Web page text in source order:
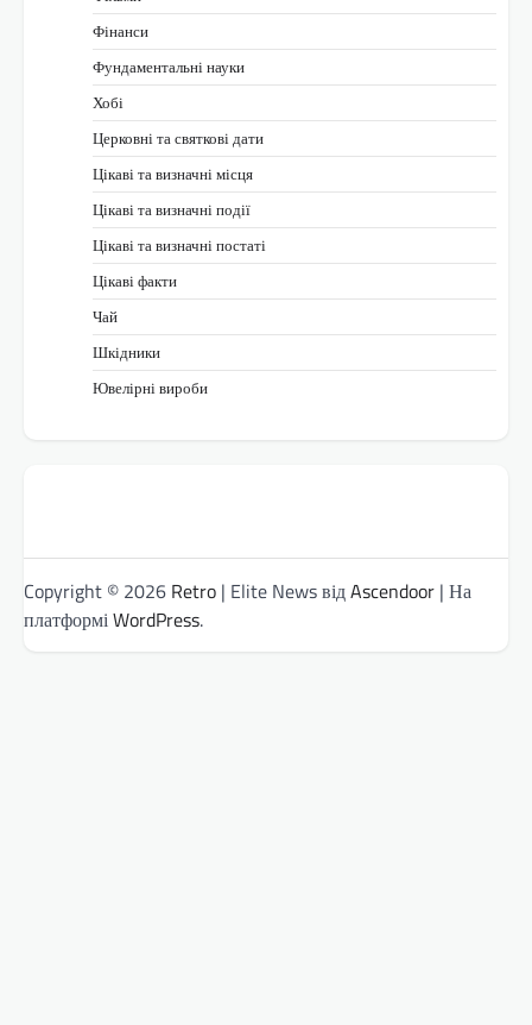
Фінанси
Фундаментальні науки
Хобі
Церковні та святкові дати
Цікаві та визначні місця
Цікаві та визначні події
Цікаві та визначні постаті
Цікаві факти
Чай
Шкідники
Ювелірні вироби
Copyright © 2026 Retro | Elite News відAscendoor | На
платформіWordPress.